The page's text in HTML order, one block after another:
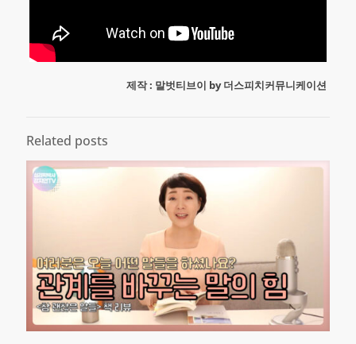
제작 : 말벗티브이 by 더스피치커뮤니케이션
Related posts